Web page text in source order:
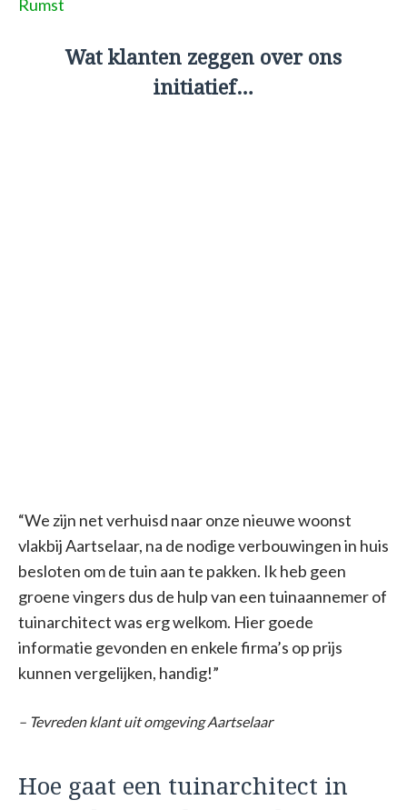
Rumst
Wat klanten zeggen over ons
initiatief…
“We zijn net verhuisd naar onze nieuwe woonst
vlakbij Aartselaar, na de nodige verbouwingen in huis
besloten om de tuin aan te pakken. Ik heb geen
groene vingers dus de hulp van een tuinaannemer of
tuinarchitect was erg welkom. Hier goede
informatie gevonden en enkele firma’s op prijs
kunnen vergelijken, handig!”
– Tevreden klant uit omgeving Aartselaar
Hoe gaat een tuinarchitect in